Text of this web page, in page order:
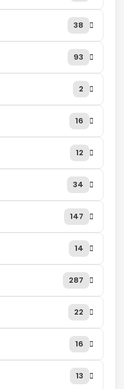
38
93
2
16
12
34
147
14
287
22
16
13